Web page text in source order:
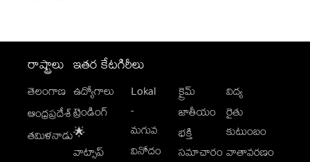
రాష్ట్రాలు
తెలంగాణ
ఆంధ్రప్రదేశ్
తమిళనాడు
ఇతర కేటగిరీలు
ఉద్యోగాలు
ట్రెండింగ్
🌟
వాట్సాప్
Lokal
-
మగువ
వినోదం
క్రైమ్
జాతీయం
భక్తి
సమాచారం
విద్య
రైతు
కుటుంబం
వాతావరణం